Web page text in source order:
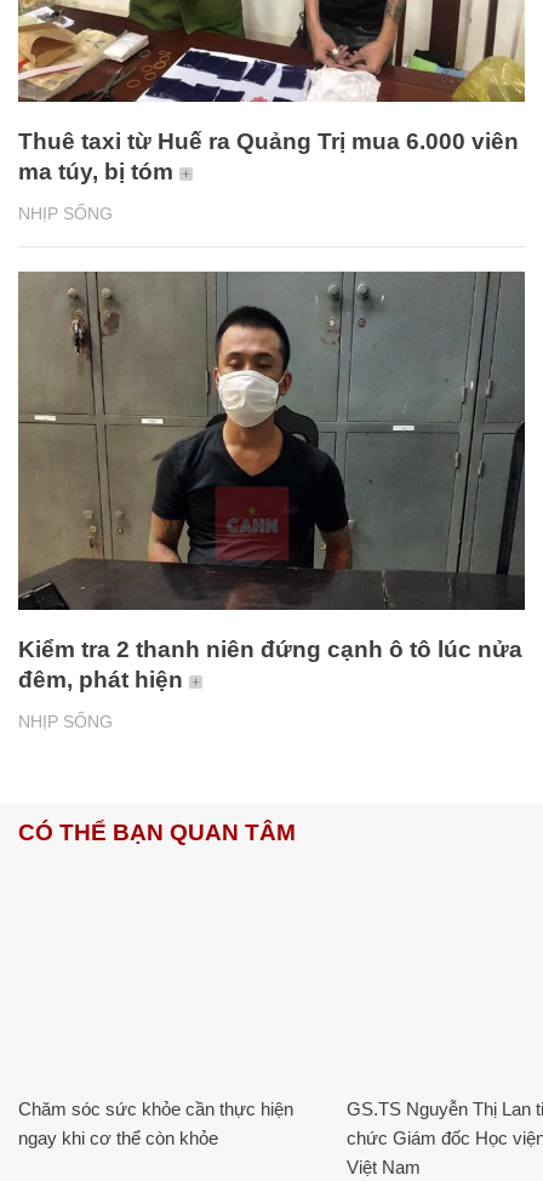
NHỊP SỐNG
Thuê taxi từ Huế ra Quảng Trị mua 6.000 viên
ma túy, bị tóm
NHỊP SỐNG
Kiểm tra 2 thanh niên đứng cạnh ô tô lúc nửa
đêm, phát hiện
CÓ THỂ BẠN QUAN TÂM
Chăm sóc sức khỏe cần thực hiện
ngay khi cơ thể còn khỏe
GS.TS Nguyễn Thị Lan
chức Giám đốc Học
Việt Nam